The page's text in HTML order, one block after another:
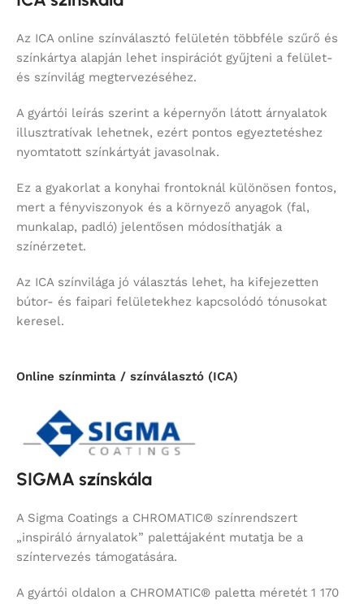
Az ICA online színválasztó felületén többféle szűrő és
színkártya alapján lehet inspirációt gyűjteni a felület-
és színvilág megtervezéséhez.
A gyártói leírás szerint a képernyőn látott árnyalatok
illusztratívak lehetnek, ezért pontos egyeztetéshez
nyomtatott színkártyát javasolnak.
Ez a gyakorlat a konyhai frontoknál különösen fontos,
mert a fényviszonyok és a környező anyagok (fal,
munkalap, padló) jelentősen módosíthatják a
színérzetet.
Az ICA színvilága jó választás lehet, ha kifejezetten
bútor- és faipari felületekhez kapcsolódó tónusokat
keresel.
Online színminta / színválasztó (ICA)
SIGMA színskála
A Sigma Coatings a CHROMATIC® színrendszert
„inspiráló árnyalatok” palettájaként mutatja be a
színtervezés támogatására.
A gyártói oldalon a CHROMATIC® paletta méretét 1 170